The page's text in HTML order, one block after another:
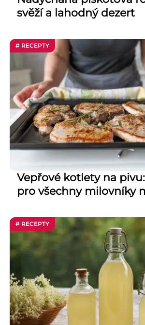
svěží a lahodný dezert
# RECEPTY
Vepřové kotlety na
pro všechny milovníky
# RECEPTY